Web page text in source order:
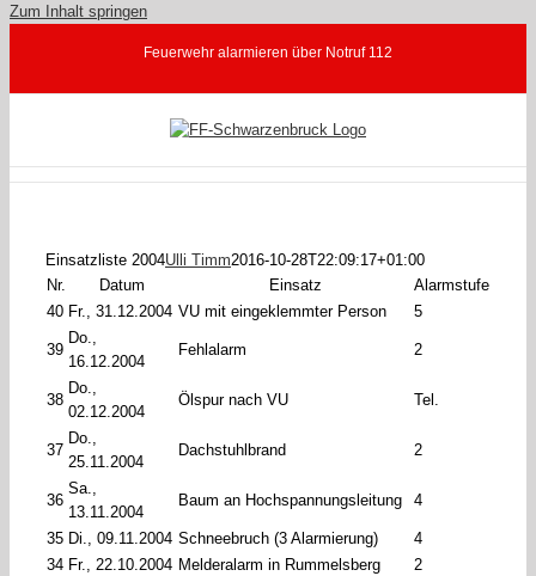
Zum Inhalt springen
Feuerwehr alarmieren über Notruf 112
Einsatzliste 2004Ulli Timm2016-10-28T22:09:17+01:00
Nr.
Datum Einsatz
Alarmstufe
40 Fr., 31.12.2004 VU mit eingeklemmter Person 5
39
Do.,
16.12.2004
Fehlalarm 2
38
Do.,
02.12.2004
Ölspur nach VU Tel.
37
Do.,
25.11.2004
Dachstuhlbrand 2
36
Sa.,
13.11.2004
Baum an Hochspannungsleitung 4
35 Di., 09.11.2004 Schneebruch (3 Alarmierung)
4
34 Fr., 22.10.2004 Melderalarm in Rummelsberg
2